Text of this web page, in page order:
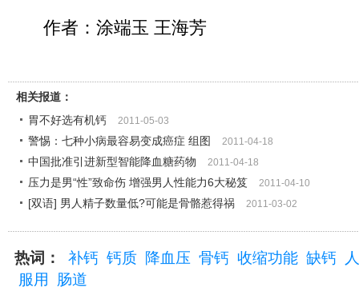
作者：涂端玉 王海芳
相关报道：
胃不好选有机钙
2011-05-03
警惕：七种小病最容易变成癌症 组图 2011-04-18
中国批准引进新型智能降血糖药物 2011-04-18
压力是男“性”致命伤 增强男人性能力6大秘笈 2011-04-10
[双语] 男人精子数量低?可能是骨骼惹得祸 2011-03-02
热词： 补钙 钙质 降血压 骨钙 收缩功能 缺钙
服用
肠道